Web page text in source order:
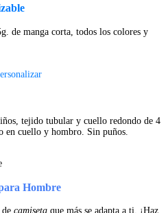
de manga corta, todos los colores y
tejido tubular y cuello redondo de 4
en cuello y hombro. Sin puños.
Hombre
camiseta que más se adapta a ti. ¡Haz